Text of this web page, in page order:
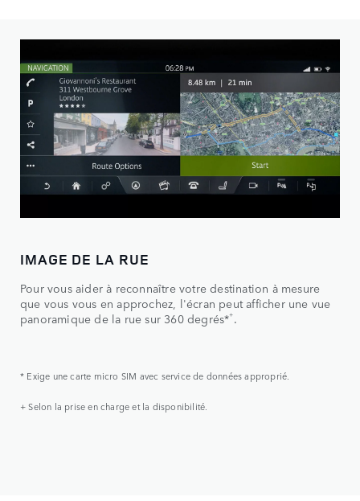
IMAGE DE LA RUE
Pour vous aider à reconnaître votre destination à mesure
que vous vous en approchez, l'écran peut afficher une vue
panoramique de la rue sur 360 degrés*+.
* Exige une carte micro SIM avec service de données approprié.
+ Selon la prise en charge et la disponibilité.